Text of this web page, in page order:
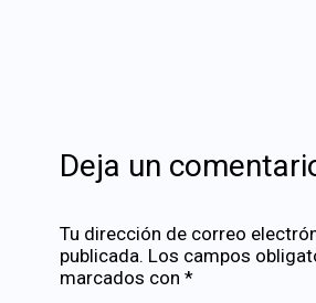
Deja un
Tu dirección de correo
publicada. Los campos
marcados con *